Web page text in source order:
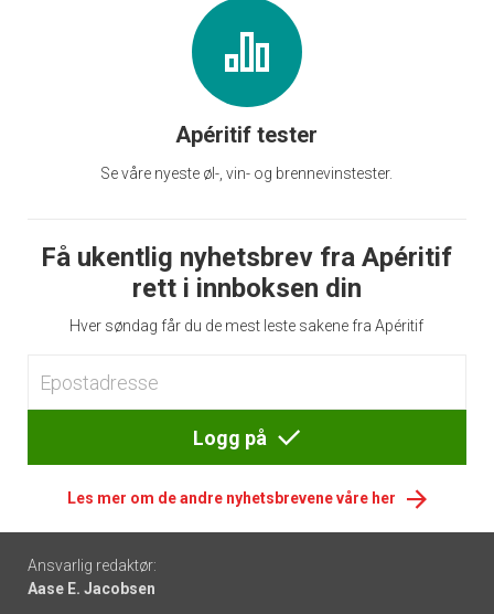
Apéritif tester
Se våre nyeste øl-, vin- og brennevinstester.
Få ukentlig nyhetsbrev fra Apéritif
rett i innboksen din
Hver søndag får du de mest leste sakene fra Apéritif
Logg på
Les mer om de andre nyhetsbrevene våre her
Footer
-
Ansvarlig redaktør:
Aase E. Jacobsen